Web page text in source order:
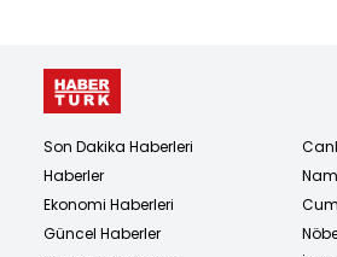
Son Dakika Haberleri
Haberler
Ekonomi Haberleri
Güncel Haberler